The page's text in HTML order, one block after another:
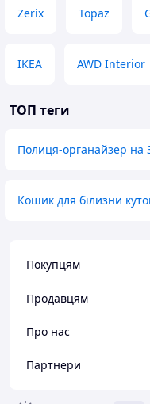
Zerix Topaz
IKEA AWD Interior
ТОП теги
Полиця-органайзер на
Кошик для білизни
Покупцям
Продавцям
Про нас
Партнери